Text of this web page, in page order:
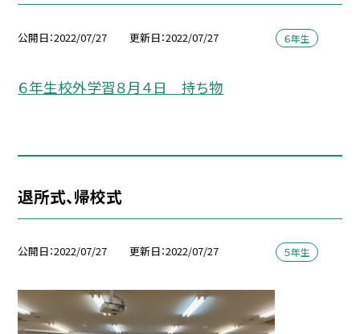
公開日 2022/07/27 更新日 2022/07/27 ６年生
６年生校外学習８月４日 持ち物
退所式、帰校式
公開日 2022/07/27 更新日 2022/07/27 ５年生